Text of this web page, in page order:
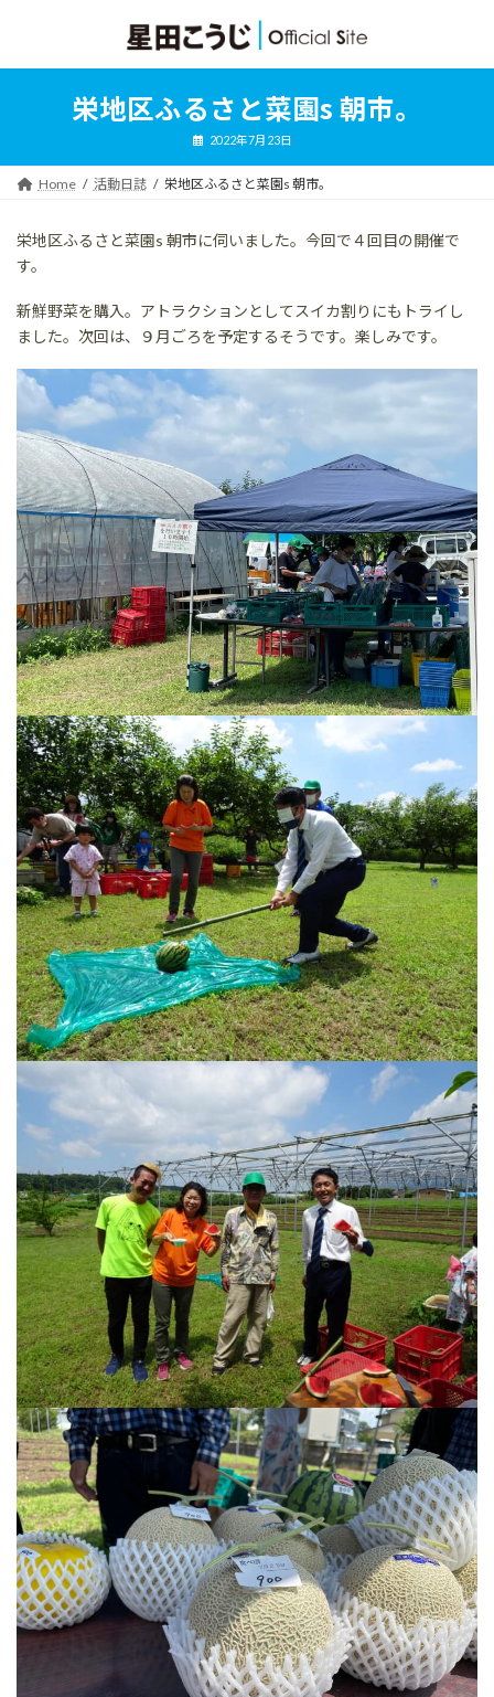
ン
ッ
ー
移
栄地区ふるさと菜園s 朝市。
2022年7月23日
Home 活動日誌 栄地区ふるさと菜園s 朝市。
栄地区ふるさと菜園s 朝市に伺いました。今回で４回目の開催で
す。
新鮮野菜を購入。アトラクションとしてスイカ割りにもトライし
ました。次回は、９月ごろを予定するそうです。楽しみです。